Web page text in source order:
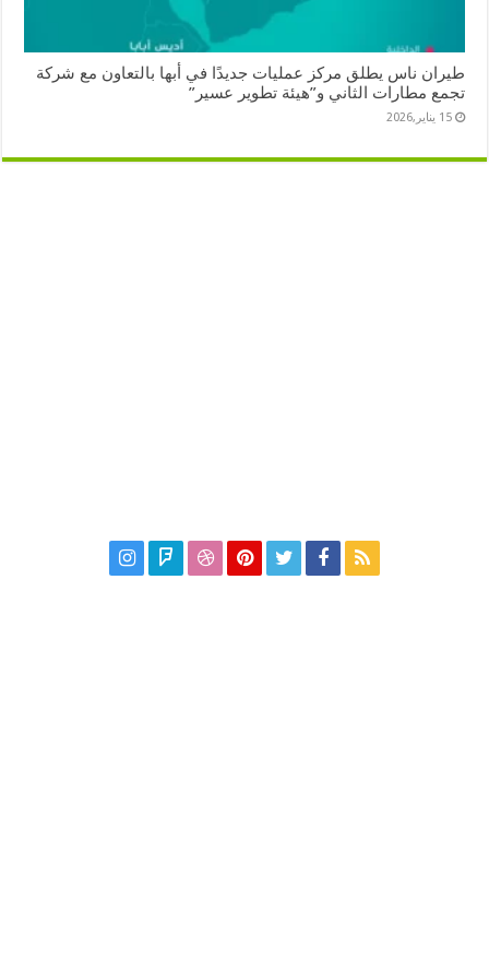
طيران ناس يطلق مركز عمليات جديدًا في أبها بالتعاون مع شركة
تجمع مطارات الثاني و”هيئة تطوير عسير”
15 يناير,2026